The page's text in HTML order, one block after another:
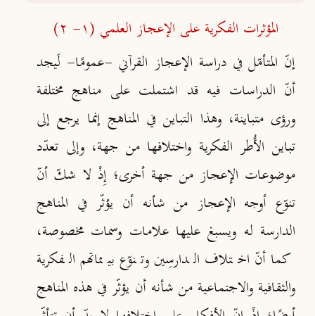
المؤثرات الفكرية على الإعجاز العلمي (١- ٢)
إنّ المتأمّل في دراسة الإعجاز القرآني -عمومًا- لَيجد
أنّ الدراسات فيه قد اشتملت على مناهج مختلفة
ورؤى متباينة، وهذا التباين في المناهج إنما يرجع إلى
تباين الأُطر الفكرية واختلافها من جهة، وإلى تعدّد
موضوعات الإعجاز من جهة أخرى؛ إِذْ لا شكّ أنّ
تنوّع أوجه الإعجاز من شأنه أن يؤثّر في المناهج
الدارسة له ويسبغ عليها علامات وسمات مخصوصة،
كما أنّ اختلاف الدارسِين وتنوّع بيئاتهم الفكرية
والثقافية والاجتماعية من شأنه أن يؤثّر في هذه المناهج